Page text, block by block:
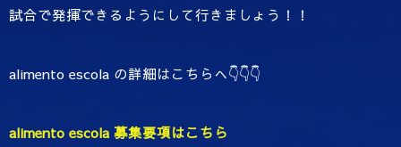
試合で発揮できるようにして行きましょう！！
alimento escola の詳細はこちらへ👇👇👇
alimento escola 募集要項はこちら